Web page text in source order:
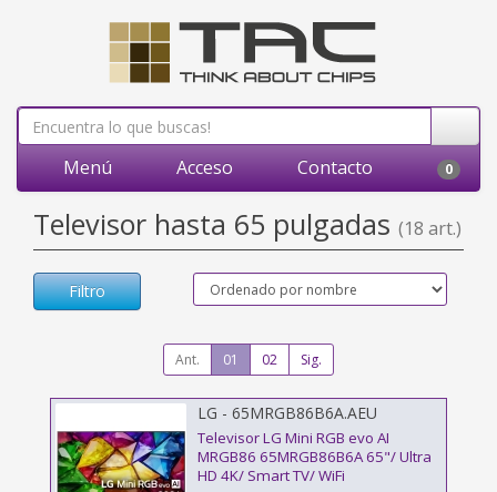
Menú Acceso Contacto 0
Televisor hasta 65 pulgadas (18 art.)
Filtro
Ant. 01 02 Sig.
LG - 65MRGB86B6A.AEU
Televisor LG Mini RGB evo AI
MRGB86 65MRGB86B6A 65"/ Ultra
HD 4K/ Smart TV/ WiFi